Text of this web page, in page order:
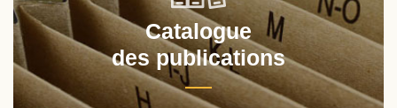
Catalogue
des publications